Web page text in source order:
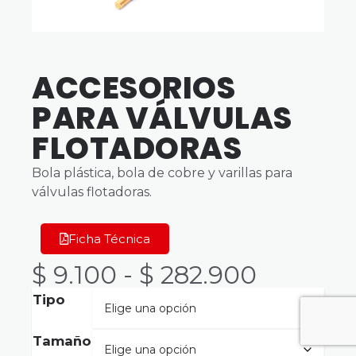
ACCESORIOS
PARA VÁLVULAS
FLOTADORAS
Bola plástica, bola de cobre y varillas para
válvulas flotadoras.
Ficha Técnica
$ 9.100 - $ 282.900
Tipo
Tamaño